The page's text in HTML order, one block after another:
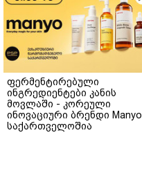
ფერმენტირებული
ინგრედიენტები კანის
მოვლაში - კორეული
ინოვაციური ბრენდი Manyo
საქართველოშია